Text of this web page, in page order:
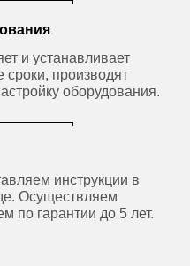
и устанавливает
производят
оборудования.
инструкции в
Осуществляем
по гарантии до 5 лет.